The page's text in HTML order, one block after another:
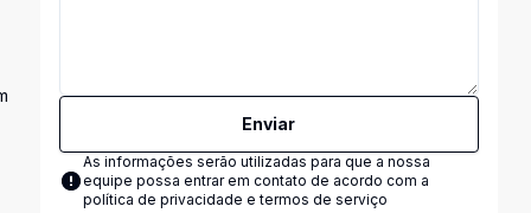
Enviar
As informações serão utilizadas para que a nossa
equipe possa entrar em contato de acordo com a
política de privacidade e termos de serviço